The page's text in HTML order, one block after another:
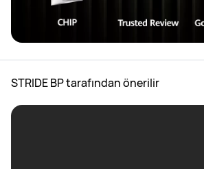
STRIDE BP tarafından önerilir